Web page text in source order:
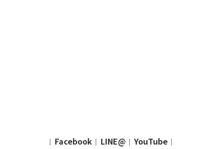
｜ Facebook ｜ LINE@ ｜ YouTube ｜